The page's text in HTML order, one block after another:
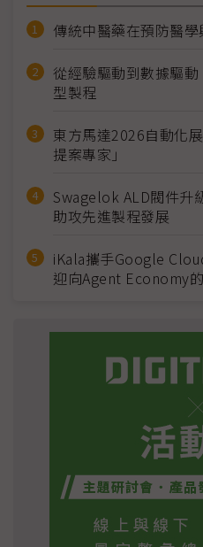
傳統中醫藥在預防醫
從經驗驅動到數據驅
型製程
東方馬達2026自動化
提案專家」
Swagelok ALD閥件升
助攻先進製程發展
iKala攜手Google
迎向Agent Economy